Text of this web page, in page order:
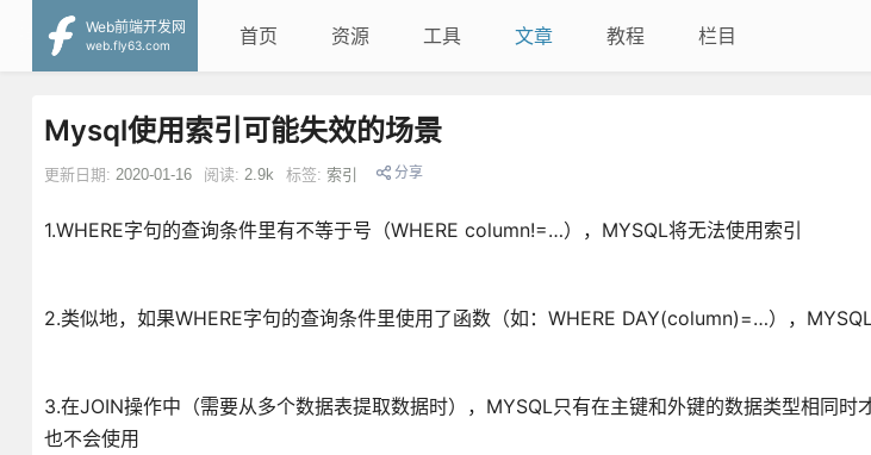
Web前端开发网
web.fly63.com
首页 资源 工具 文章 教程 栏目
Mysql使用索引可能失效的场景
更新日期: 2020-01-16 阅读: 2.9k 标签: 索引 分享
1.WHERE字句的查询条件里有不等于号（WHERE column!=…），MYSQL将无法使用索引
2.类似地，如果WHERE字句的查询条件里使用了函数（如：WHERE DAY(column)=…），
3.在JOIN操作中（需要从多个数据表提取数据时），MYSQL只有在主键和外键的数据类型相同时
也不会使用